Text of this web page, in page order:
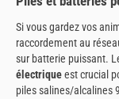
Si vous gardez vos
raccordement au
sur batterie puissant.
électriqueest crucial
piles salines/alcalines